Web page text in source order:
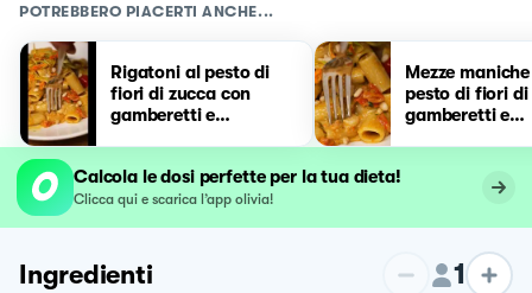
POTREBBERO PIACERTI ANCHE...
Rigatoni al pesto di
fiori di zucca con
gamberetti e
Mezze
pesto di fiori di
gamberetti e
Calcola le dosi perfette per la tua dieta!
Clicca qui e scarica l’app olivia!
Ingredienti 1